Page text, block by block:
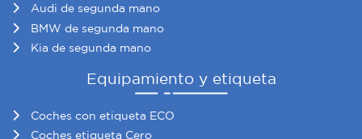
Audi de segunda mano
BMW de segunda mano
Kia de segunda mano
Equipamiento y etiqueta
Coches con etiqueta ECO
Coches etiqueta Cero